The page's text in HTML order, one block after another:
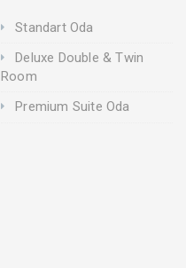
Standart Oda
Deluxe Double & Twin
Room
Premium Suite Oda